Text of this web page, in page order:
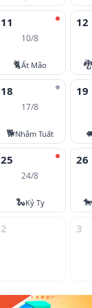
11
10/8
🐈Ất Mão
12
18
17/8
🐕Nhâm Tuất
19
25
24/8
🐍Kỷ Tỵ
26
🐎
2 3